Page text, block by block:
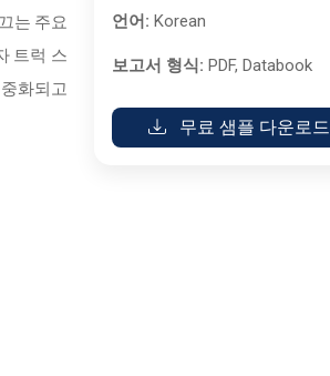
는 주요
트럭 스
화되고
언어: Korean
보고서 형식: PDF, Databook
무료 샘플 다운로드